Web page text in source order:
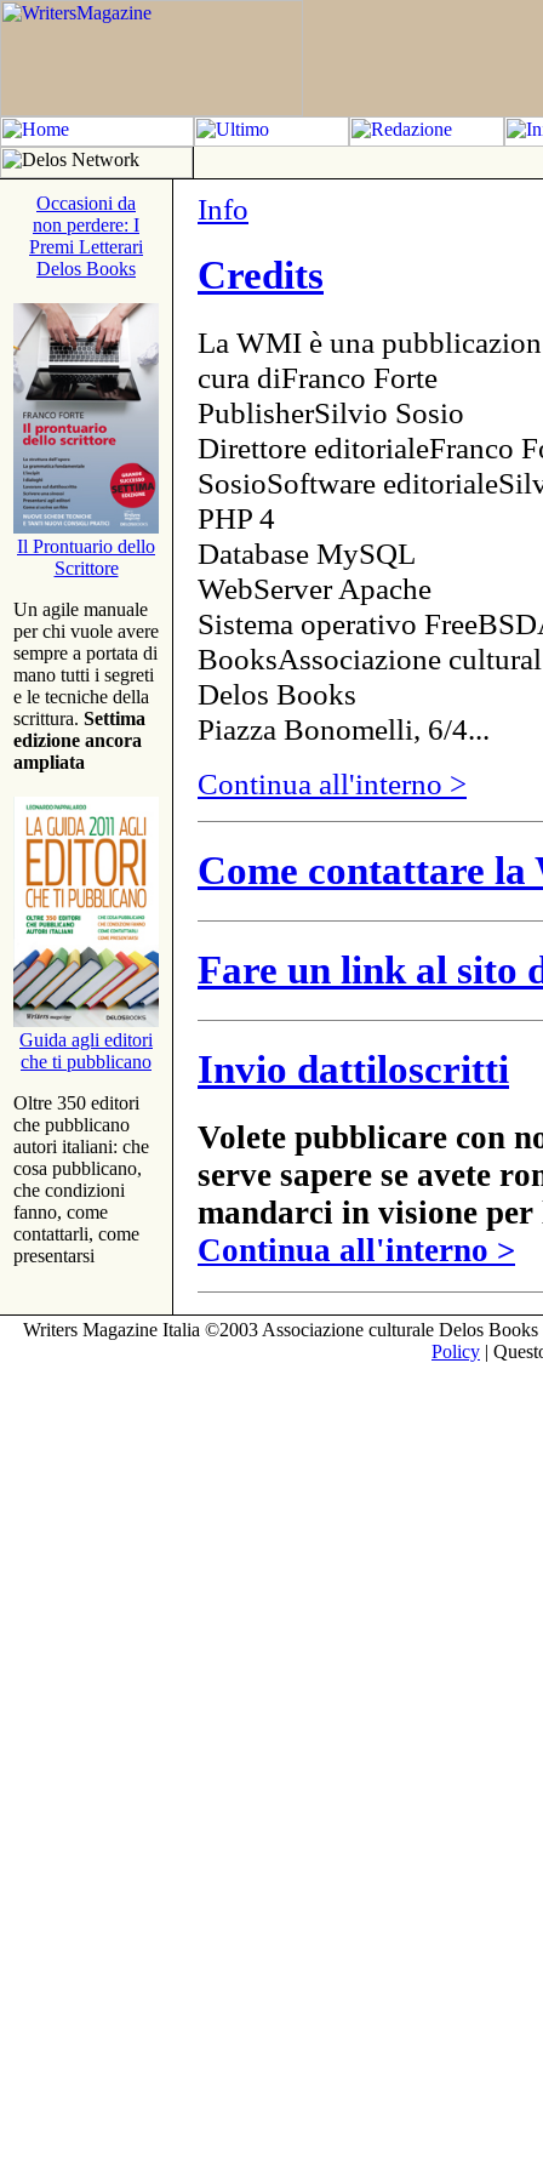
Occasioni da
non perdere: I
Premi Letterari
Delos Books
Il Prontuario dello
Scrittore
Un agile manuale
per chi vuole avere
sempre a portata di
mano tutti i segreti
e le tecniche della
scrittura. Settima
edizione ancora
ampliata
Guida agli editori
che ti pubblicano
Oltre 350 editori
che pubblicano
autori italiani: che
cosa pubblicano,
che condizioni
fanno, come
contattarli, come
presentarsi
Info
Credits
La WMI è una
cura diFranco Forte
PublisherSilvio Sosio
Direttore editorialeFranco
SosioSoftware
PHP 4
Database MySQL
WebServer Apache
Sistema operativo
BooksAssociazione
Delos Books
Piazza Bonomelli, 6/4...
Continua all'interno >
Come contattare
Fare un link al sito
Invio dattiloscritti
Volete pubblicare con
serve sapere se avete
mandarci in visione
Continua all'interno >
Writers Magazine Italia ©2003 Associazione culturale Delos
Policy |